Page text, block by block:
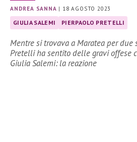
ANDREA SANNA | 18 AGOSTO 2023
GIULIA SALEMI PIERPAOLO PRETELLI
Mentre si trovava a Maratea per due
Pretelli ha sentito delle gravi offese
Giulia Salemi: la reazione